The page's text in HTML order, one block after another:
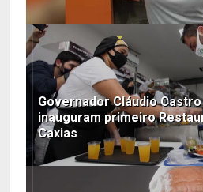
Governador Cláudio
inauguram primeiro
Caxias